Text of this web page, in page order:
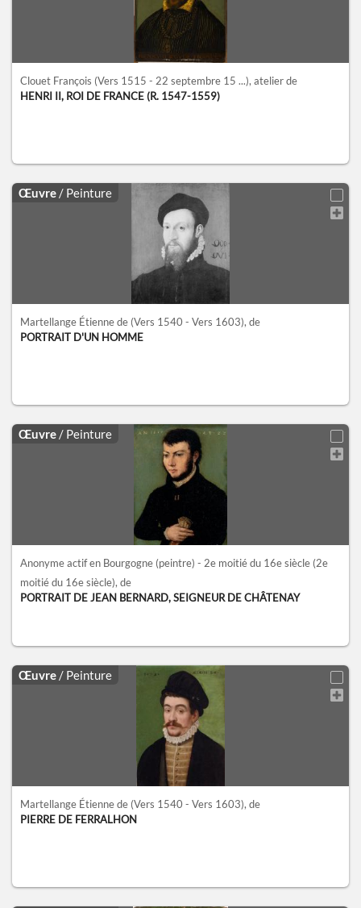
Clouet François (Vers 1515 - 22 septembre 15 ...), atelier de
HENRI II, ROI DE FRANCE (R. 1547-1559)
Œuvre / Peinture
Martellange Étienne de (Vers 1540 - Vers 1603), de
PORTRAIT D'UN HOMME
Œuvre / Peinture
Anonyme actif en Bourgogne (peintre) - 2e moitié du 16e siècle (2e
moitié du 16e siècle), de
PORTRAIT DE JEAN BERNARD, SEIGNEUR DE CHÂTENAY
Œuvre / Peinture
Martellange Étienne de (Vers 1540 - Vers 1603), de
PIERRE DE FERRALHON